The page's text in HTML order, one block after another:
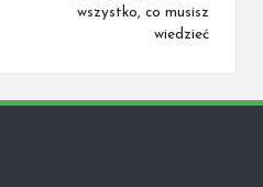
wszystko, co musisz
wiedzieć